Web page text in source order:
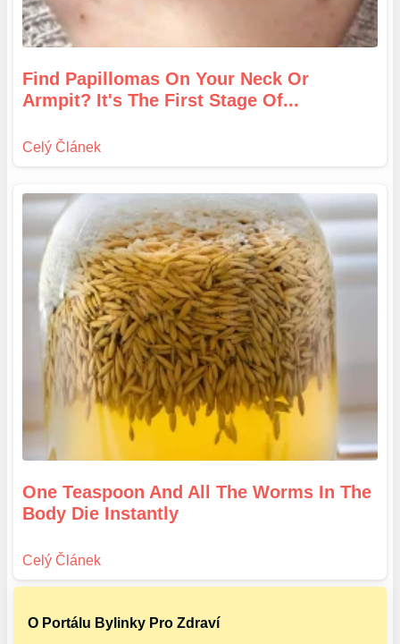
Find Papillomas On Your Neck Or
Armpit? It's The First Stage Of...
One Teaspoon And All The Worms In The
Body Die Instantly
O Portálu Bylinky Pro Zdraví